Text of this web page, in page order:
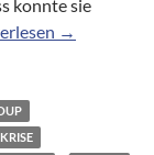
konnte sie
falscher
→